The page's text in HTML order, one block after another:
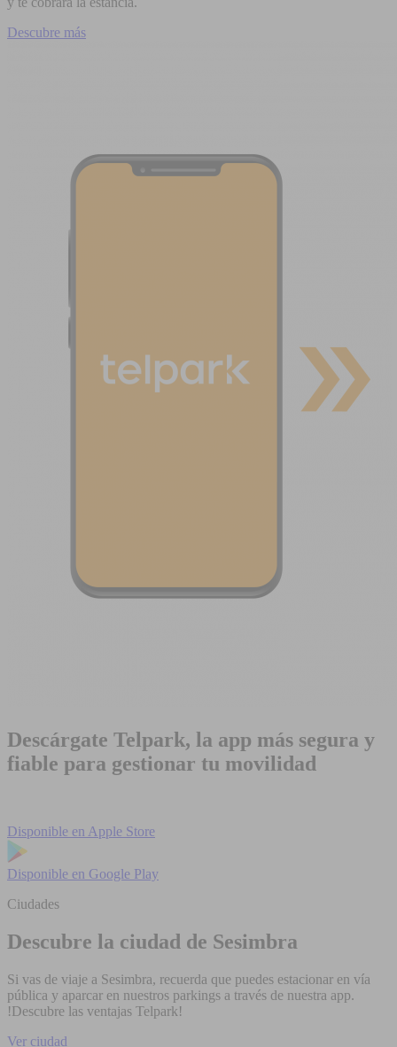
Descubre más
Descárgate Telpark, la app más segura y
fiable para gestionar tu movilidad
Disponible en Apple Store
Disponible en Google Play
Ciudades
Descubre la ciudad de Sesimbra
Si vas de viaje a Sesimbra, recuerda que puedes estacionar en vía
pública y aparcar en nuestros parkings a través de nuestra app.
!Descubre las ventajas Telpark!
Ver ciudad